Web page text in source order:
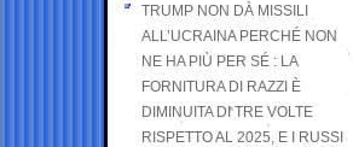
TRUMP NON DÀ MISSILI
ALL’UCRAINA PERCHÉ NON
NE HA PIÙ PER SÉ : LA
FORNITURA DI RAZZI È
DIMINUITA DI TRE VOLTE
RISPETTO AL 2025, E I RUSSI